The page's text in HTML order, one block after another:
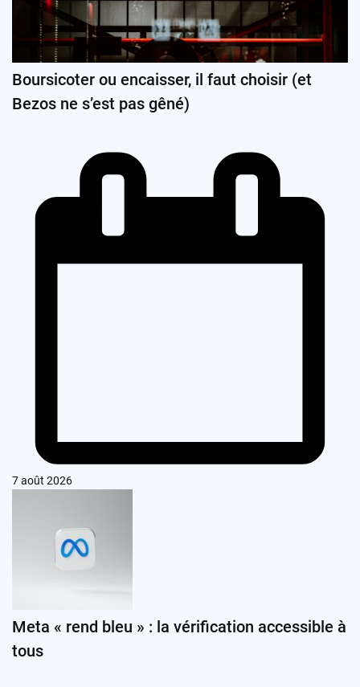
Boursicoter ou encaisser, il faut choisir (et
Bezos ne s’est pas gêné)
7 août 2026
Meta « rend bleu » : la vérification accessible à
tous